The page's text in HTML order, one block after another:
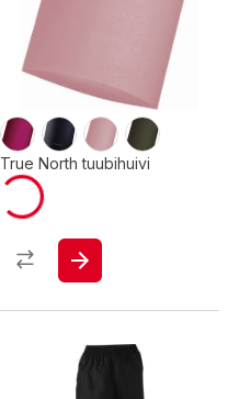
True North tuubihuivi